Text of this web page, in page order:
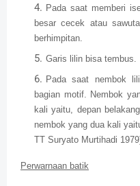
Pada saat memberi
besar cecek atau
berhimpitan.
Garis lilin bisa tembus.
Pada saat nembok
bagian motif. Nembok
kali yaitu, depan
nembok yang dua kali
TT Suryato Murtihadi
Perwarnaan batik